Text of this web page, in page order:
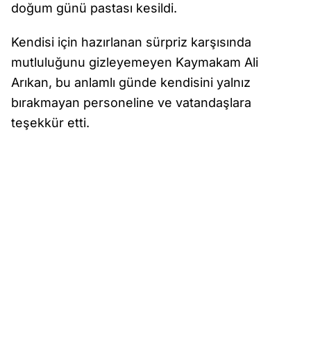
doğum günü pastası kesildi.
Kendisi için hazırlanan sürpriz karşısında
mutluluğunu gizleyemeyen Kaymakam Ali
Arıkan, bu anlamlı günde kendisini yalnız
bırakmayan personeline ve vatandaşlara
teşekkür etti.